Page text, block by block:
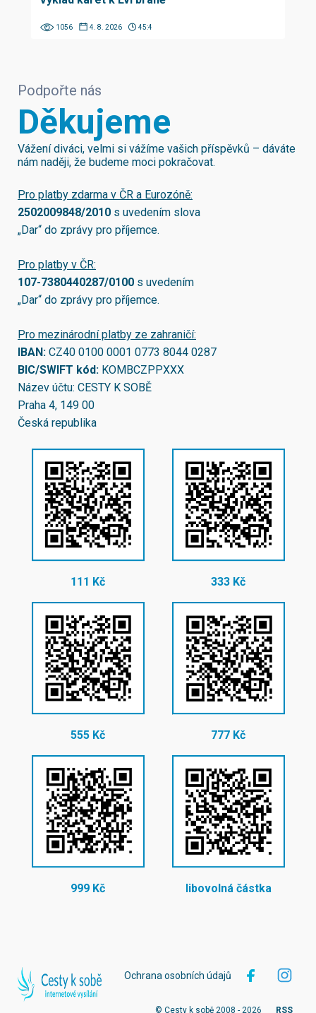
1056 4. 8. 2026 45:4
Podpořte nás
Děkujeme
Vážení diváci, velmi si vážíme vašich příspěvků – dáváte
nám naději, že budeme moci pokračovat.
Pro platby zdarma v ČR a Eurozóně:
2502009848/2010 s uvedením slova
„Dar“ do zprávy pro příjemce.
Pro platby v ČR:
107-7380440287/0100 s uvedením
„Dar“ do zprávy pro příjemce.
Pro mezinárodní platby ze zahraničí:
IBAN: CZ40 0100 0001 0773 8044 0287
BIC/SWIFT kód: KOMBCZPPXXX
Název účtu: CESTY K SOBĚ
Praha 4, 149 00
Česká republika
111 Kč 333 Kč
555 Kč 777 Kč
999 Kč libovolná částka
Ochrana osobních údajů
© Cesty k sobě 2008 - 2026 RSS